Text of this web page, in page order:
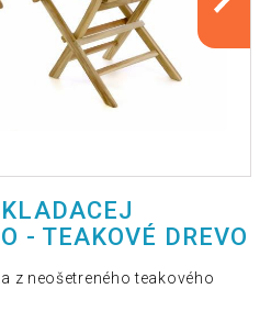
- TEAKOVÉ DREVO
z neošetreného teakového